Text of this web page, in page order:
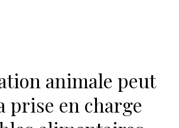
animale peut
prise en charge